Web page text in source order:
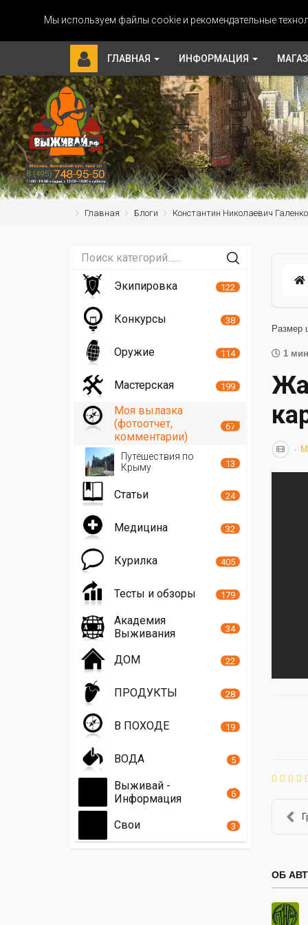
Мы используем файлы cookie и рекомендательные
ГЛАВНАЯ ИНФОРМАЦИЯ
Главная Блоги Константин Николаевич Галенко
Размер
1
ОБ
Экипировка 122
Конкурсы 38
Оружие 114
Мастерская 199
Моя вылазка
(фотоотчет,
комментарии)
67
Путешествия по
Крыму
13
Статьи 24
Медицина 32
Курилка 405
Тесты и обзоры 179
Академия
Выживания
34
ДОМ 22
ПРОДУКТЫ 28
В ПОХОДЕ 19
ВОДА 5
Выживай -
Информация
6
Свои 3